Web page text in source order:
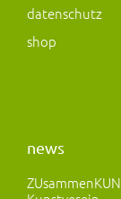
datenschutz
shop
news